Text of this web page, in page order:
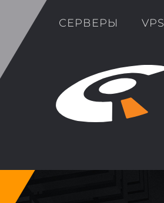
СЕРВЕРЫ VPS